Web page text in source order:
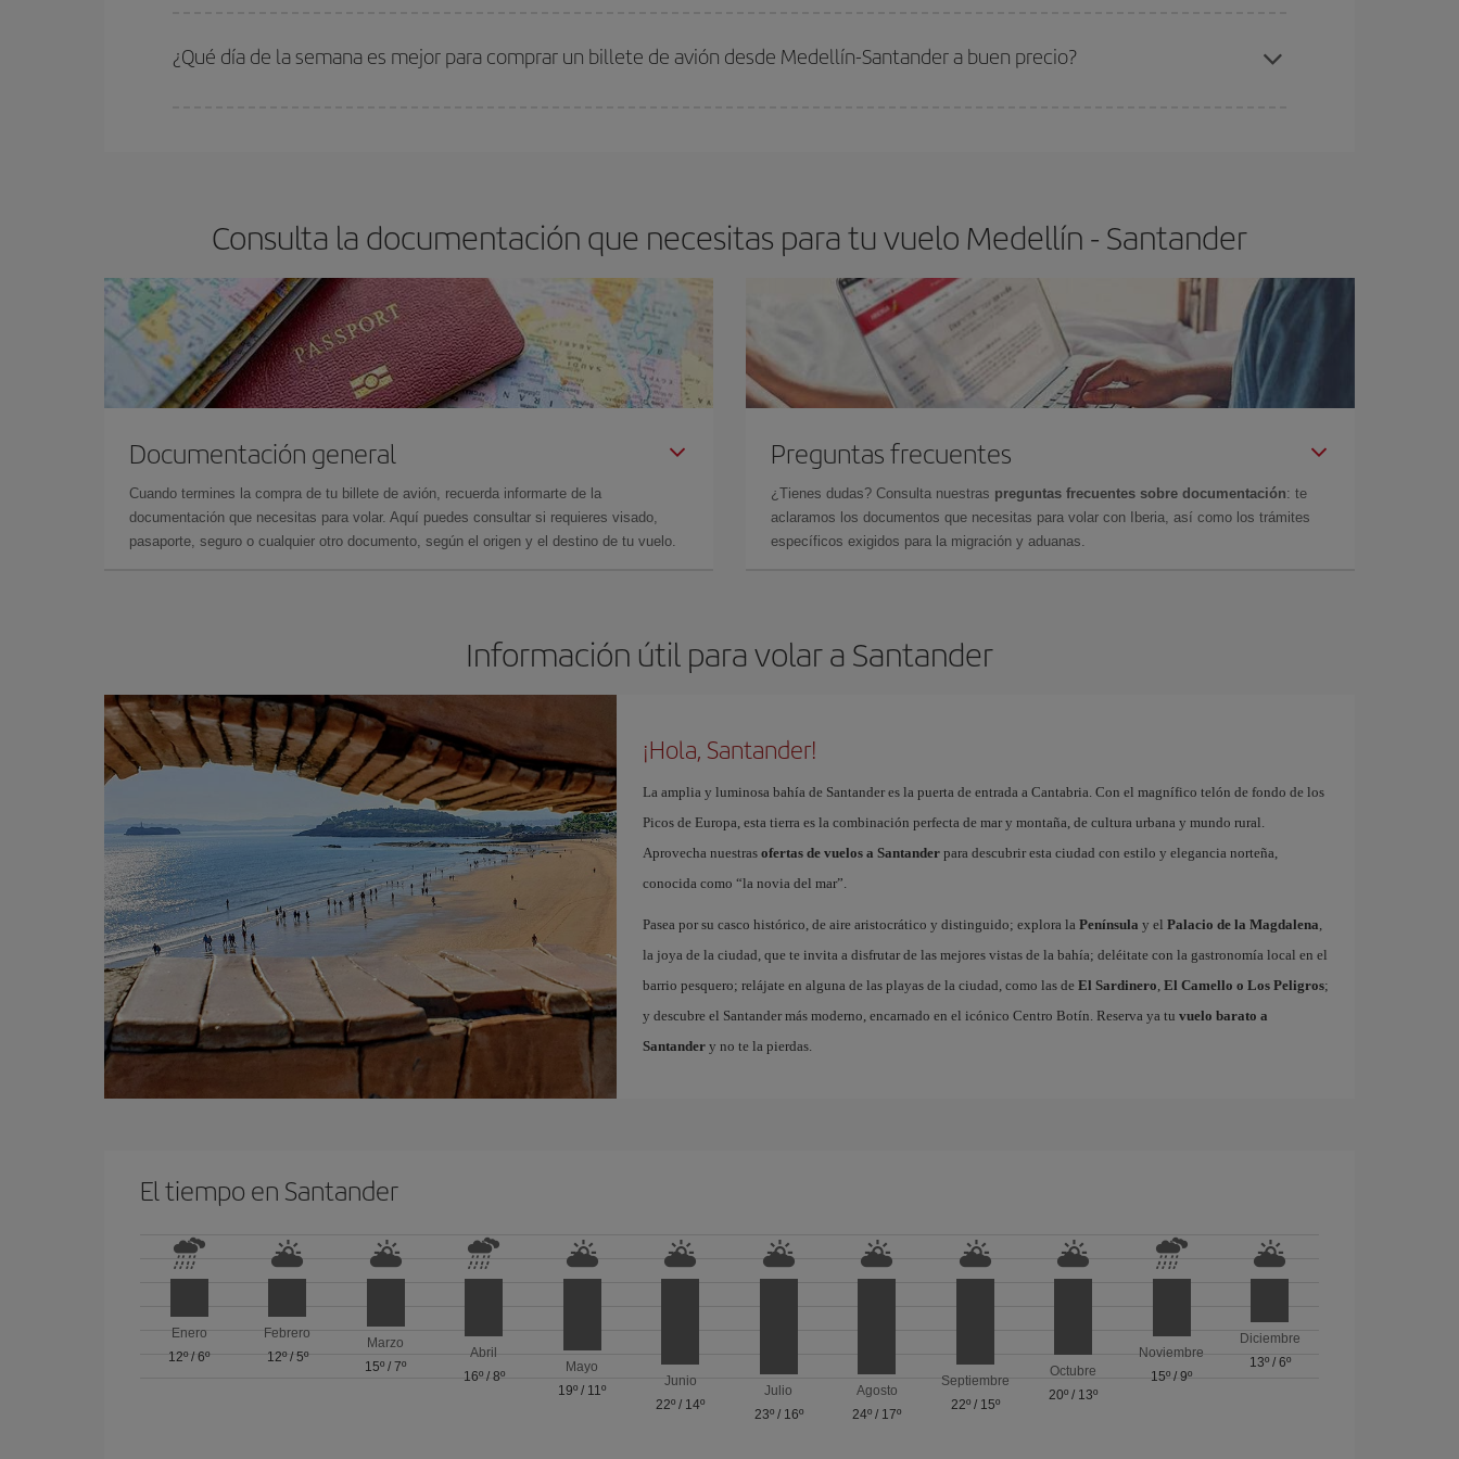
¿Qué día de la semana es mejor para comprar un billete de avión desde Medellín-Santander a buen precio?
Consulta la documentación que necesitas para tu vuelo Medellín - Santander
Documentación general
Cuando termines la compra de tu billete de avión, recuerda informarte de la
documentación que necesitas para volar. Aquí puedes consultar si requieres visado,
pasaporte, seguro o cualquier otro documento, según el origen y el destino de tu vuelo.
Preguntas frecuentes
¿Tienes dudas? Consulta nuestras preguntas frecuentes sobre documentación: te
aclaramos los documentos que necesitas para volar con Iberia, así como los trámites
específicos exigidos para la migración y aduanas.
Información útil para volar a Santander
¡Hola, Santander!
La amplia y luminosa bahía de Santander es la puerta de entrada a Cantabria. Con el magnífico telón de fondo de los
Picos de Europa, esta tierra es la combinación perfecta de mar y montaña, de cultura urbana y mundo rural.
Aprovecha nuestras ofertas de vuelos a Santanderpara descubrir esta ciudad con estilo y elegancia norteña,
conocida como “la novia del mar”.
Pasea por su casco histórico, de aire aristocrático y distinguido; explora la Península y el Palacio de la Magdalena,
la joya de la ciudad, que te invita a disfrutar de las mejores vistas de la bahía; deléitate con la gastronomía local en el
barrio pesquero; relájate en alguna de las playas de la ciudad, como las de El Sardinero, El Camello o Los Peligros;
y descubre el Santander más moderno, encarnado en el icónico Centro Botín. Reserva ya tu vuelo barato a
Santandery no te la pierdas.
El tiempo en Santander
Enero
12º/6º
Febrero
12º/ 5º
Marzo
15º /7º
Abril
16º/ 8º
Mayo
19º / 11º
Junio
22º / 14º
Julio
23º/ 16º
Agosto
24º / 17º
Septiembre
22º/ 15º
Octubre
20º / 13º
Noviembre
15º /9º
Diciembre
13º/ 6º